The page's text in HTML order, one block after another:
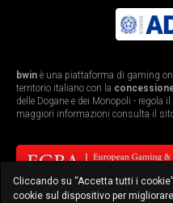
bwin è una piattaforma di gaming
territorio italiano con la
delle Dogane e dei Monopoli -
maggiori informazioni consulta il
Cliccando su “Accetta tutti i
cookie sul dispositivo per